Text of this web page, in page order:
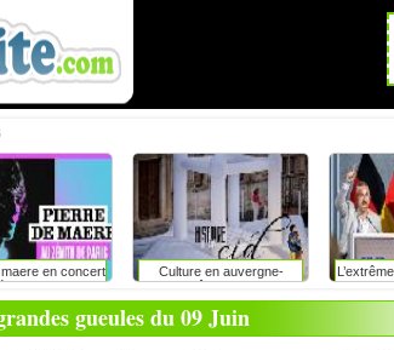
en concert
de paris
Culture en auvergne-
rhône-alpes
du
gueules du 09 Juin